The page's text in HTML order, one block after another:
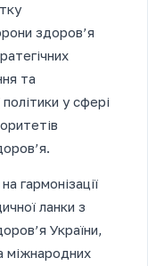
здоров’я
та
у сфері
гармонізації
ланки з
України,
міжнародних